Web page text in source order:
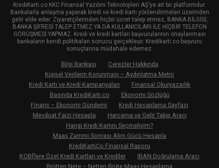
KrediKarti.co KKC Finansal Yazılım Teknolojileri AŞ'ye ait bir platformdur.
Bankalarla anlaşma yaparak kredi ve kredi kartı yönlendirmeleri üzerinden
gelir elde eder. Ziyaretçilerinden hiçbir ücret talep etmez, BANKA BİLGİSİ,
BANKA ŞİFRESİ TALEP ETMEZ YA DA KULLANICILARI İLE HİÇBİR TELEFON
GÖRÜŞMESİ YAPMAZ. Kredi ve kredi kartları başvurularının onaylanması
bankaların kendi politikaları sonucu gerçekleşir. Kredikarti.co başvuru
sonuçlarına müdahale edemez.
Bilgi Bankası
Çerezler Hakkında
Kişisel Verilerin Korunması – Aydınlatma Metni
Kredi Kartı ve Kredi Kampanyaları
Finansal Okuryazarlık
Basında KrediKarti.co
Ekonomi Sözlüğü
Finans – Ekonomi Gündemi
Kredi Hesaplama Sayfası
Mevduat Faizi Hesapla
Harcama ve Gelir Takip Aracı
Hangi Kredi Kartını Seçmeliyim?
Maaş Zammı Sonrası Alım Gücü Hesapla
KrediKartiCo Finansal Raporu
KOBİ’lere Özel Kredi Kartları ve Krediler
IBAN Doğrulama Aracı
Brütten Nete – Netten Brüte Maaş Hesaplama